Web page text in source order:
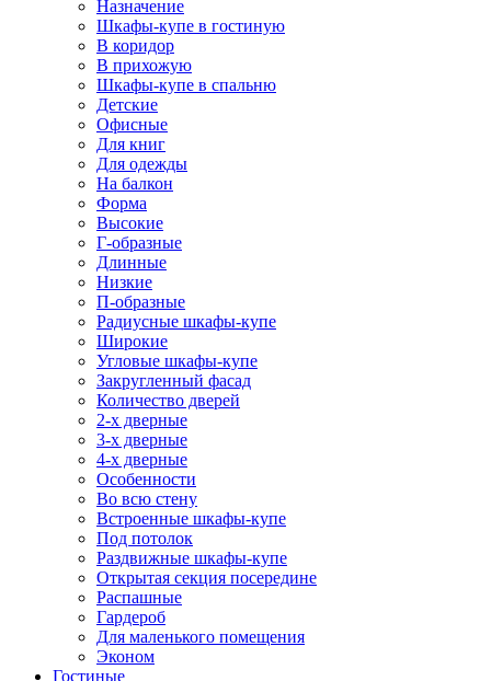
Назначение
Шкафы-купе в гостиную
В коридор
В прихожую
Шкафы-купе в спальню
Детские
Офисные
Для книг
Для одежды
На балкон
Форма
Высокие
Г-образные
Длинные
Низкие
П-образные
Радиусные шкафы-купе
Широкие
Угловые шкафы-купе
Закругленный фасад
Количество дверей
2-х дверные
3-х дверные
4-х дверные
Особенности
Во всю стену
Встроенные шкафы-купе
Под потолок
Раздвижные шкафы-купе
Открытая секция посередине
Распашные
Гардероб
Для маленького помещения
Эконом
Гостиные